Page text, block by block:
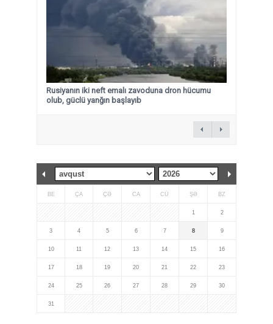
Rusiyanın iki neft emalı zavoduna dron hücumu
olub, güclü yanğın başlayıb
BE ÇA ÇƏ CA CÜ ŞƏ BZ
1 2
3 4 5 6 7 8 9
10 11 12 13 14 15 16
17 18 19 20 21 22 23
24 25 26 27 28 29 30
31